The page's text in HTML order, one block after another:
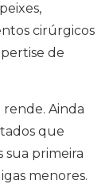
cirúrgicos
de
Ainda
que
sua primeira
menores.